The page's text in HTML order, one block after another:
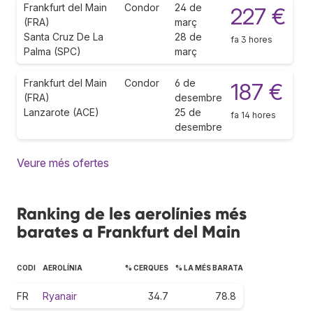
Frankfurt del Main
(FRA)
Santa Cruz De La
Palma (SPC)
Condor
24 de
març
28 de
març
227 €
fa 3 hores
Frankfurt del Main
(FRA)
Lanzarote (ACE)
Condor
6 de
desembre
25 de
desembre
187 €
fa 14 hores
Veure més ofertes
Ranking de les aerolínies més
barates a Frankfurt del Main
CODI AEROLÍNIA % CERQUES % LA MÉS BARATA
FR Ryanair 34.7 78.8